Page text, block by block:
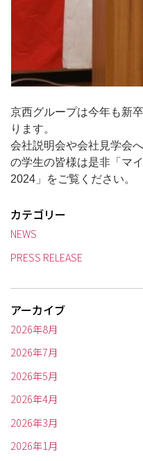
京西グループは今年も新
ります。
会社説明会や会社見学会
の学生の皆様は是非「マ
2024」をご覧ください。
カテゴリー
NEWS
PRESS RELEASE
アーカイブ
2026年8月
2026年7月
2026年5月
2026年4月
2026年3月
2026年1月